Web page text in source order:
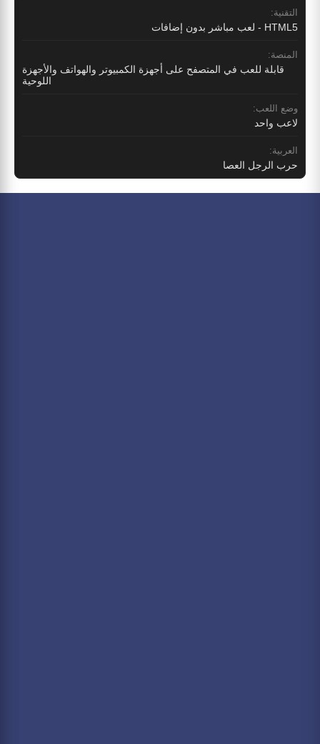
التقنية:
HTML5 - لعب مباشر بدون إضافات
المنصة:
قابلة للعب في المتصفح على أجهزة الكمبيوتر والهواتف والأجهزة
اللوحية
وضع اللعب:
لاعب واحد
العربية:
حرب الرجل العصا